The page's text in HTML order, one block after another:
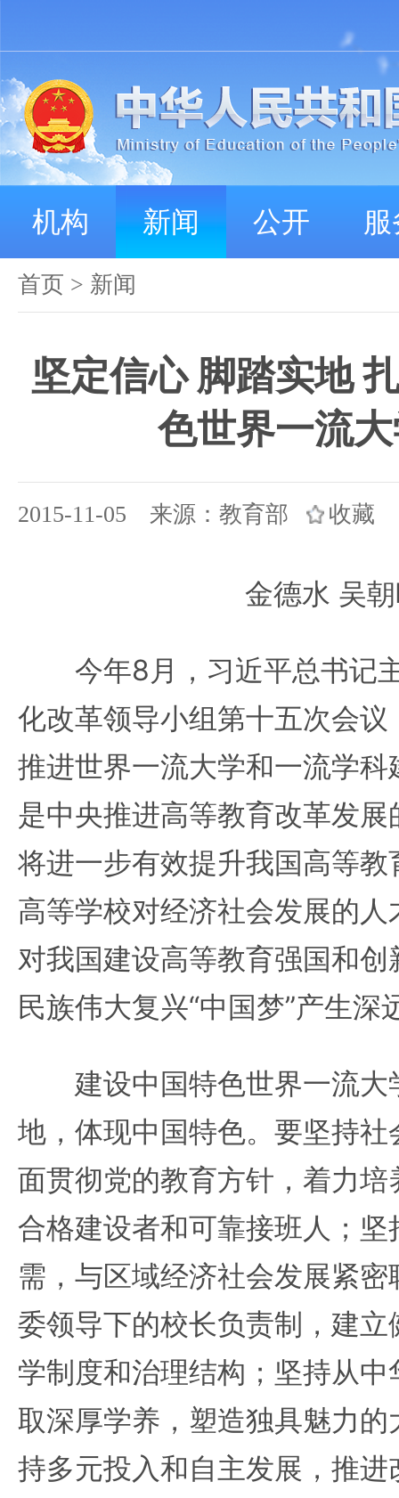
机构 新闻 公开
首页 > 新闻
坚定信心 脚踏实地
色世界一流
2015-11-05 来源：教育部 收藏
金德水 吴
今年8月，习近平总书记
化改革领导小组第十五次会
推进世界一流大学和一流学
是中央推进高等教育改革发
将进一步有效提升我国高等
高等学校对经济社会发展的
对我国建设高等教育强国和
民族伟大复兴“中国梦”产生深
建设中国特色世界一流大
地，体现中国特色。要坚持
面贯彻党的教育方针，着力
合格建设者和可靠接班人；
需，与区域经济社会发展紧
委领导下的校长负责制，建
学制度和治理结构；坚持从
取深厚学养，塑造独具魅力
持多元投入和自主发展，推